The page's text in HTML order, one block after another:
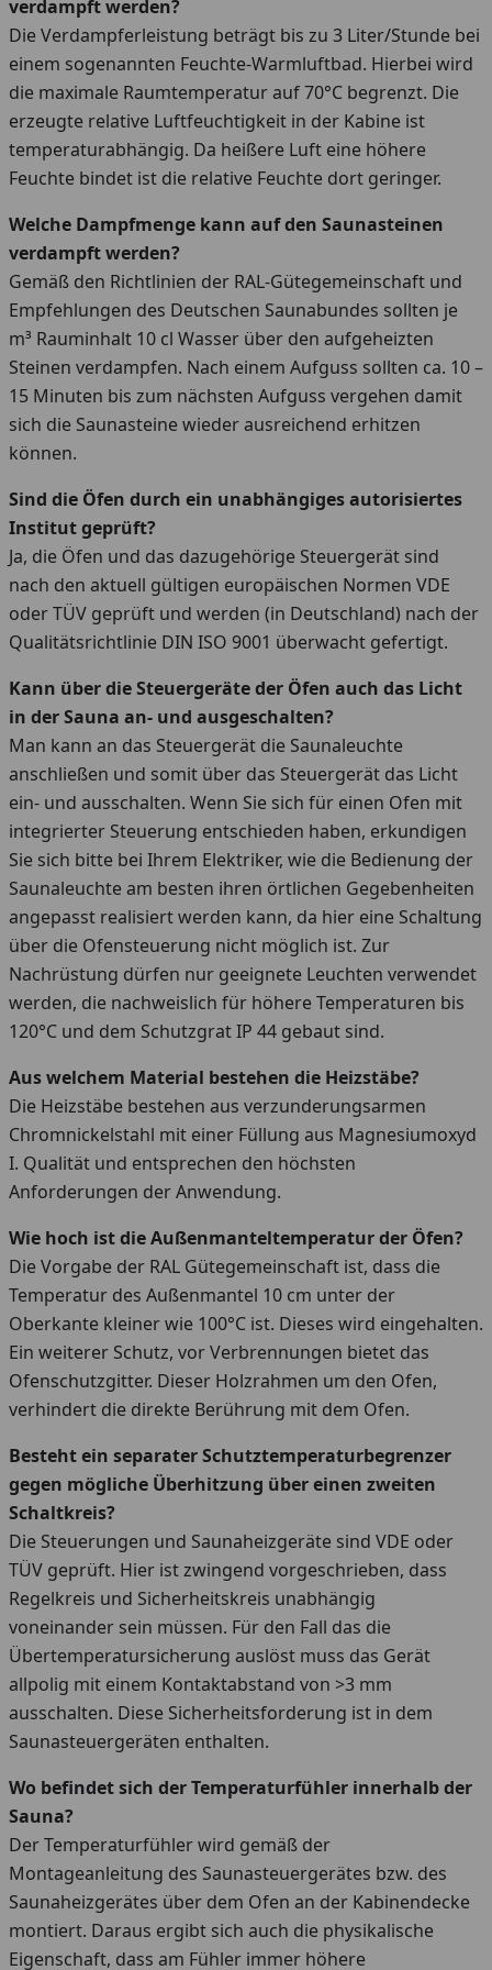
verdampft werden?
Die Verdampferleistung beträgt bis zu 3 Liter/Stunde bei
einem sogenannten Feuchte-Warmluftbad. Hierbei wird
die maximale Raumtemperatur auf 70°C begrenzt. Die
erzeugte relative Luftfeuchtigkeit in der Kabine ist
temperaturabhängig. Da heißere Luft eine höhere
Feuchte bindet ist die relative Feuchte dort geringer.
Welche Dampfmenge kann auf den Saunasteinen
verdampft werden?
Gemäß den Richtlinien der RAL-Gütegemeinschaft und
Empfehlungen des Deutschen Saunabundes sollten je
m³ Rauminhalt 10 cl Wasser über den aufgeheizten
Steinen verdampfen. Nach einem Aufguss sollten ca. 10 –
15 Minuten bis zum nächsten Aufguss vergehen damit
sich die Saunasteine wieder ausreichend erhitzen
können.
Sind die Öfen durch ein unabhängiges autorisiertes
Institut geprüft?
Ja, die Öfen und das dazugehörige Steuergerät sind
nach den aktuell gültigen europäischen Normen VDE
oder TÜV geprüft und werden (in Deutschland) nach der
Qualitätsrichtlinie DIN ISO 9001 überwacht gefertigt.
Kann über die Steuergeräte der Öfen auch das Licht
in der Sauna an- und ausgeschalten?
Man kann an das Steuergerät die Saunaleuchte
anschließen und somit über das Steuergerät das Licht
ein- und ausschalten. Wenn Sie sich für einen Ofen mit
integrierter Steuerung entschieden haben, erkundigen
Sie sich bitte bei Ihrem Elektriker, wie die Bedienung der
Saunaleuchte am besten ihren örtlichen Gegebenheiten
angepasst realisiert werden kann, da hier eine Schaltung
über die Ofensteuerung nicht möglich ist. Zur
Nachrüstung dürfen nur geeignete Leuchten verwendet
werden, die nachweislich für höhere Temperaturen bis
120°C und dem Schutzgrat IP 44 gebaut sind.
Aus welchem Material bestehen die Heizstäbe?
Die Heizstäbe bestehen aus verzunderungsarmen
Chromnickelstahl mit einer Füllung aus Magnesiumoxyd
I. Qualität und entsprechen den höchsten
Anforderungen der Anwendung.
Wie hoch ist die Außenmanteltemperatur der Öfen?
Die Vorgabe der RAL Gütegemeinschaft ist, dass die
Temperatur des Außenmantel 10 cm unter der
Oberkante kleiner wie 100°C ist. Dieses wird eingehalten.
Ein weiterer Schutz, vor Verbrennungen bietet das
Ofenschutzgitter. Dieser Holzrahmen um den Ofen,
verhindert die direkte Berührung mit dem Ofen.
Besteht ein separater Schutztemperaturbegrenzer
gegen mögliche Überhitzung über einen zweiten
Schaltkreis?
Die Steuerungen und Saunaheizgeräte sind VDE oder
TÜV geprüft. Hier ist zwingend vorgeschrieben, dass
Regelkreis und Sicherheitskreis unabhängig
voneinander sein müssen. Für den Fall das die
Übertemperatursicherung auslöst muss das Gerät
allpolig mit einem Kontaktabstand von >3 mm
ausschalten. Diese Sicherheitsforderung ist in dem
Saunasteuergeräten enthalten.
Wo befindet sich der Temperaturfühler innerhalb der
Sauna?
Der Temperaturfühler wird gemäß der
Montageanleitung des Saunasteuergerätes bzw. des
Saunaheizgerätes über dem Ofen an der Kabinendecke
montiert. Daraus ergibt sich auch die physikalische
Eigenschaft, dass am Fühler immer höhere